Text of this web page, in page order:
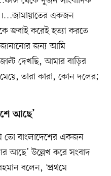
একজন
জবাই করেই হত্যা করতে
জানানোর জন্য আমি
দেখছি, আমার বাড়ির
তারা কারা, কোন দলের;
আছে’
তো বাংলাদেশের একজন
আছে’ উল্লেখ করে সংবাদ
বলেন, ‘প্রথমে